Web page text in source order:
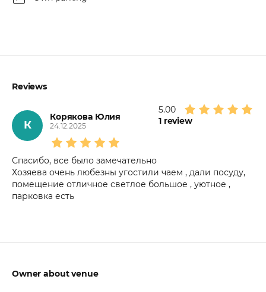
Reviews
5.00
1review
К
Корякова Юлия
24.12.2025
Спасибо, все было замечательно
Хозяева очень любезны угостили чаем , дали посуду,
помещение отличное светлое большое , уютное ,
парковка есть
Owner about venue